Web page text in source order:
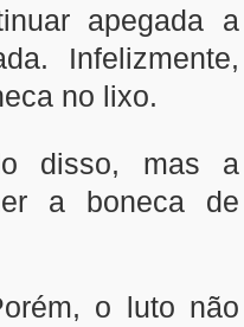
apegada a
Infelizmente,
no lixo.
disso, mas a
a boneca de
o luto não